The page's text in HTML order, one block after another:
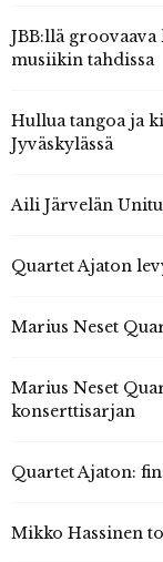
JBB:llä
musiikin tahdissa
Hullua tangoa ja
Jyväskylässä
Aili Järvelän
Quartet Ajaton
Marius Neset
Marius Neset
konserttisarjan
Quartet Ajaton: fin
Mikko Hassinen